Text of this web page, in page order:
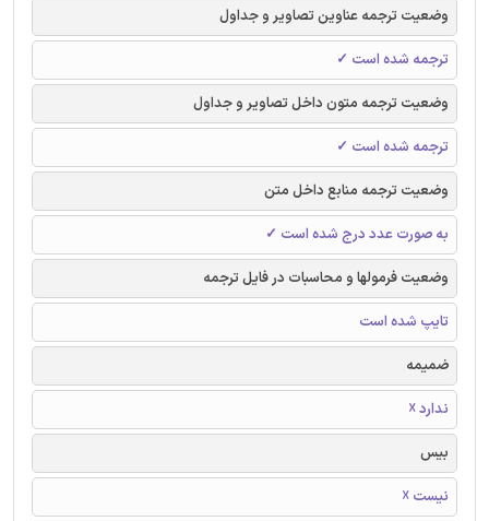
وضعیت ترجمه عناوین تصاویر و جداول
ترجمه شده است ✓
وضعیت ترجمه متون داخل تصاویر و جداول
ترجمه شده است ✓
وضعیت ترجمه منابع داخل متن
به صورت عدد درج شده است ✓
وضعیت فرمولها و محاسبات در فایل ترجمه
تایپ شده است
ضمیمه
ندارد ☓
بیس
نیست ☓